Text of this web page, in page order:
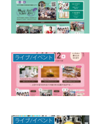
ライブ/イベント
ライブ/イベント